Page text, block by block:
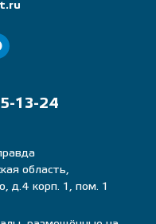
13-24
область,
д.4 корп. 1, пом. 1